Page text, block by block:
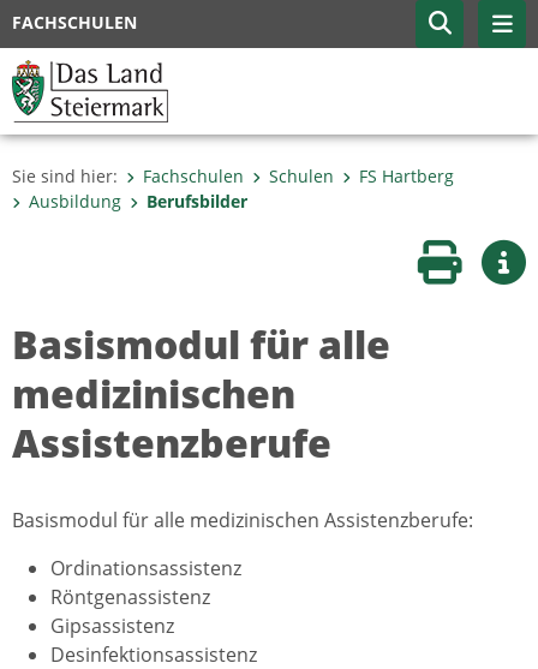
FACHSCHULEN
Sie sind hier: Fachschulen Schulen
FS Hartberg
Ausbildung
Berufsbilder
Seite
Basismodul für alle
medizinischen
Assistenzberufe
Basismodul für alle medizinischen Assistenzberufe:
Ordinationsassistenz
Röntgenassistenz
Gipsassistenz
Desinfektionsassistenz